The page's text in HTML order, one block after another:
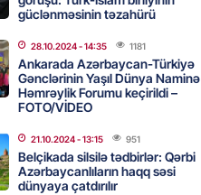
ölkəni seçdilər
- 14:45 85
sabah 39 dərəcə isti
- 14:30
güclənməsinin təzahürü
28.10.2024- 14:35 1181
Ankarada Azərbaycan-Türkiyə
Gənclərinin Yaşıl Dünya Naminə
Həmrəylik Forumu keçirildi –
FOTO/VİDEO
21.10.2024- 13:15 951
Belçikada silsilə tədbirlər: Qərbi
Azərbaycanlıların haqq səsi
dünyaya çatdırılır